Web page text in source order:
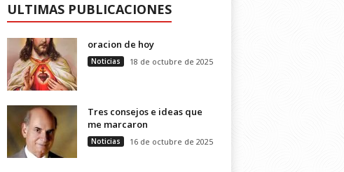
ULTIMAS PUBLICACIONES
oracion de hoy
Noticias 18 de octubre de 2025
Tres consejos e ideas que
me marcaron
Noticias 16 de octubre de 2025